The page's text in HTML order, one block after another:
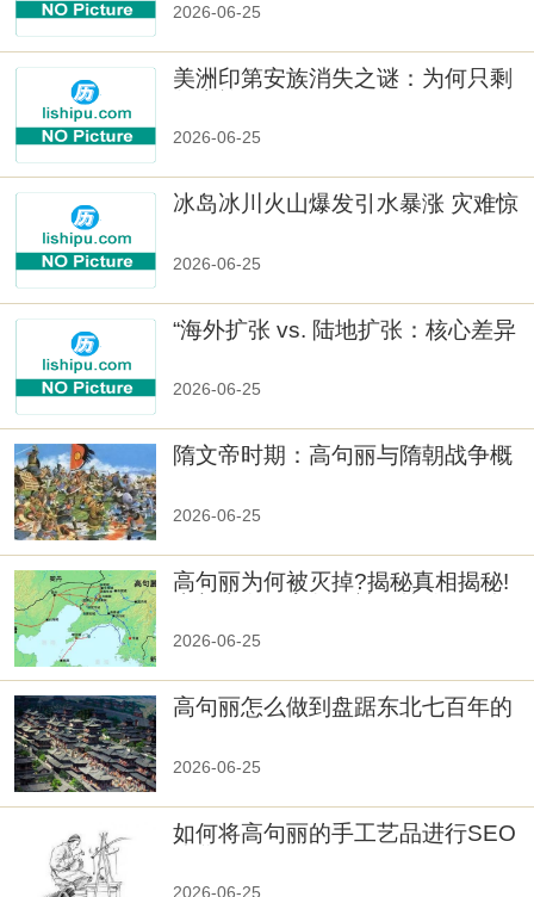
2026-06-25
美洲印第安族消失之谜：为何只剩
2026-06-25
冰岛冰川火山爆发引水暴涨 灾难惊
2026-06-25
“海外扩张 vs. 陆地扩张：核心差异
2026-06-25
隋文帝时期：高句丽与隋朝战争概
2026-06-25
高句丽为何被灭掉?揭秘真相揭秘!
2026-06-25
高句丽怎么做到盘踞东北七百年的
2026-06-25
如何将高句丽的手工艺品进行SEO
2026-06-25